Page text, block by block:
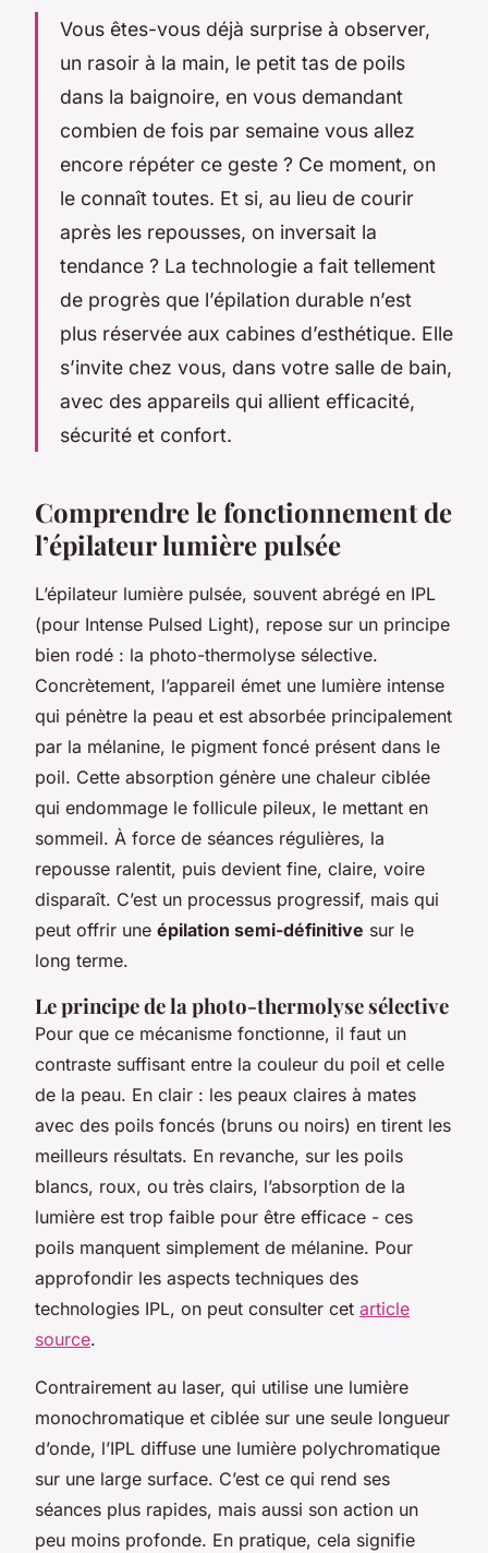
Vous êtes-vous déjà surprise à observer,
un rasoir à la main, le petit tas de poils
dans la baignoire, en vous demandant
combien de fois par semaine vous allez
encore répéter ce geste ? Ce moment, on
le connaît toutes. Et si, au lieu de courir
après les repousses, on inversait la
tendance ? La technologie a fait tellement
de progrès que l’épilation durable n’est
plus réservée aux cabines d’esthétique. Elle
s’invite chez vous, dans votre salle de bain,
avec des appareils qui allient efficacité,
sécurité et confort.
Comprendre le fonctionnement de
l’épilateur lumière pulsée
L’épilateur lumière pulsée, souvent abrégé en IPL
(pour Intense Pulsed Light), repose sur un principe
bien rodé : la photo-thermolyse sélective.
Concrètement, l’appareil émet une lumière intense
qui pénètre la peau et est absorbée principalement
par la mélanine, le pigment foncé présent dans le
poil. Cette absorption génère une chaleur ciblée
qui endommage le follicule pileux, le mettant en
sommeil. À force de séances régulières, la
repousse ralentit, puis devient fine, claire, voire
disparaît. C’est un processus progressif, mais qui
peut offrir une épilation semi-définitive sur le
long terme.
Le principe de la photo-thermolyse sélective
Pour que ce mécanisme fonctionne, il faut un
contraste suffisant entre la couleur du poil et celle
de la peau. En clair : les peaux claires à mates
avec des poils foncés (bruns ou noirs) en tirent les
meilleurs résultats. En revanche, sur les poils
blancs, roux, ou très clairs, l’absorption de la
lumière est trop faible pour être efficace - ces
poils manquent simplement de mélanine. Pour
approfondir les aspects techniques des
technologies IPL, on peut consulter cet article
source.
Contrairement au laser, qui utilise une lumière
monochromatique et ciblée sur une seule longueur
d’onde, l’IPL diffuse une lumière polychromatique
sur une large surface. C’est ce qui rend ses
séances plus rapides, mais aussi son action un
peu moins profonde. En pratique, cela signifie